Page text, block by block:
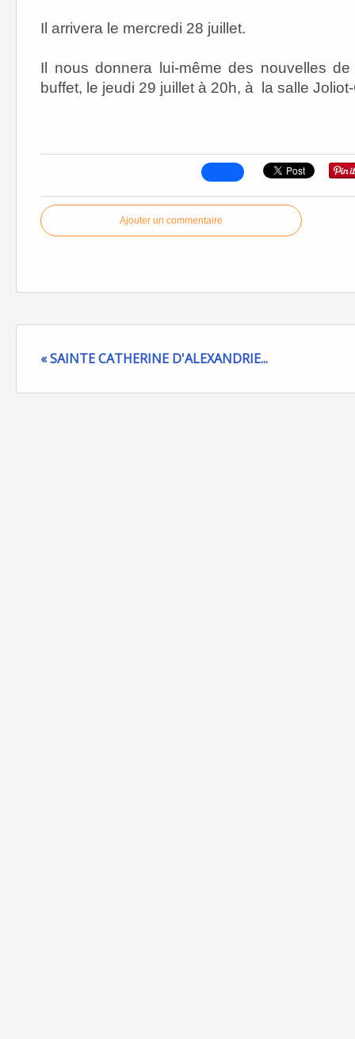
Il arrivera le mercredi 28 juillet.
Il nous donnera lui-même des nouvelles
buffet, le jeudi 29 juillet à 20h, à
la salle
Ajouter un commentaire
« SAINTE CATHERINE D'ALEXANDRIE...